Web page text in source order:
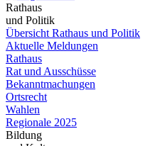
Rathaus
und Politik
Übersicht Rathaus und Politik
Aktuelle Meldungen
Rathaus
Rat und Ausschüsse
Bekanntmachungen
Ortsrecht
Wahlen
Regionale 2025
Bildung